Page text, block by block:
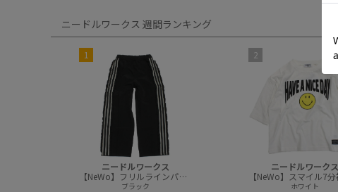
ニードルワークス 週間ランキング
1
ニードルワークス
【NeWo】フリルラインパンツ
ブラック
2
ニードルワークス
ホワイト